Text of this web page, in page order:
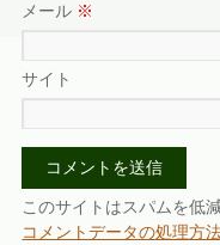
メール ※
サイト
このサイトはスパムを低
コメントデータの処理方